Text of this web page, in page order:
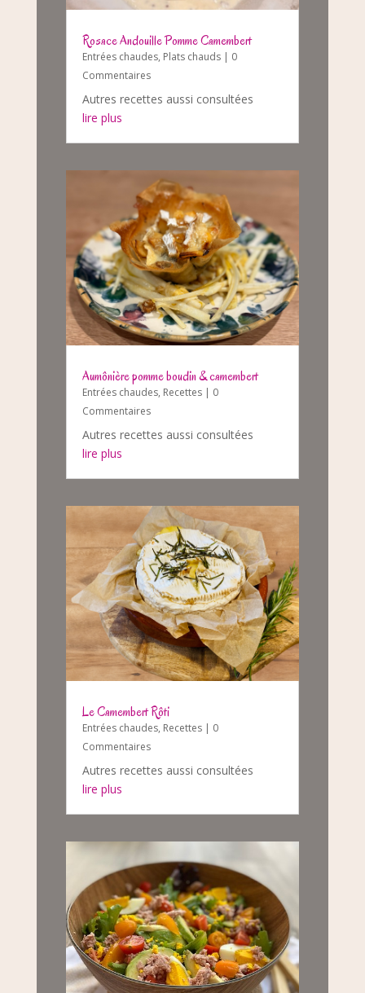
Rosace Andouille Pomme Camembert
Entrées chaudes, Plats chauds| 0
Commentaires
Autres recettes aussi consultées
lire plus
Aumônière pomme boudin & camembert
Entrées chaudes, Recettes| 0
Commentaires
Autres recettes aussi consultées
lire plus
Le Camembert Rôti
Entrées chaudes, Recettes| 0
Commentaires
Autres recettes aussi consultées
lire plus